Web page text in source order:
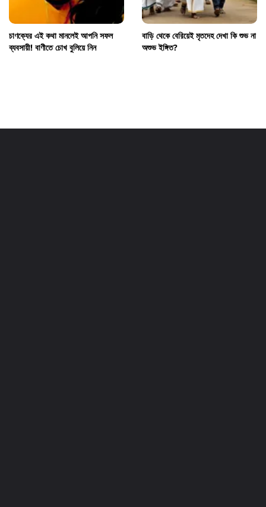
চাণক্যের এই কথা মানলেই আপনি সফল
ব্যবসায়ী! বাণীতে চোখ বুলিয়ে নিন
বাড়ি থেকে বেরিয়েই মৃতদেহ দেখা কি শুভ না
অশুভ ইঙ্গিত?